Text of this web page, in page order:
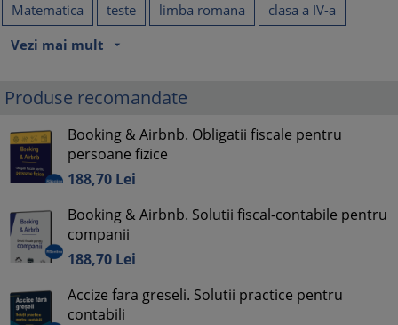
Matematica
teste limba romana
clasa a IV-a
Vezi mai mult
arrow_drop_down
Produse recomandate
Booking & Airbnb. Obligatii fiscale pentru
persoane fizice
188,70 Lei
Booking & Airbnb. Solutii fiscal-contabile pentru
companii
188,70 Lei
Accize fara greseli. Solutii practice pentru
contabili